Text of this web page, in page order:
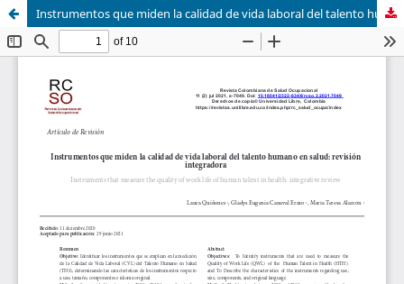
Instrumentos que miden la calidad de vida laboral del talento humano en salud: revisión integradora